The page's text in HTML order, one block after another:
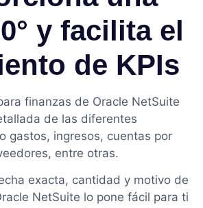
y facilita el
de KPIs
finanzas de Oracle NetSuite
de las diferentes
gastos, ingresos, cuentas por
entre otras.
exacta, cantidad y motivo de
NetSuite lo pone fácil para ti